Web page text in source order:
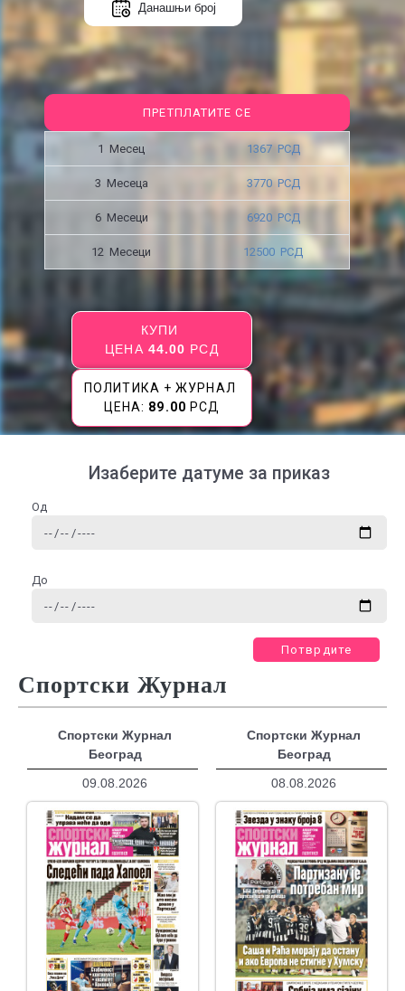
Данашњи број
ПРЕТПЛАТИТЕ СЕ
1 Месец 1367 РСД
3 Месецa 3770 РСД
6 Месеци 6920 РСД
12 Месеци 12500 РСД
КУПИ
ЦЕНА 44.00 РСД
ПОЛИТИКА + ЖУРНАЛ
ЦЕНА: 89.00 РСД
Изаберите датуме за приказ
Од
До
Потврдите
Спортски Журнал
Спортски Журнал
Београд
09.08.2026
Спортски Журнал
Београд
08.08.2026